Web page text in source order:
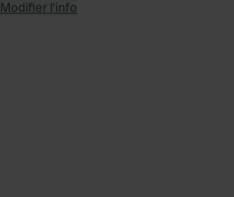
Modifier l’info